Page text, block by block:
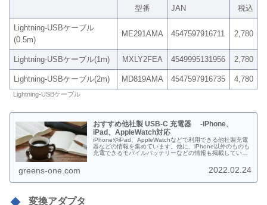
型番 JAN 税込
Lightning-USBケーブル
(0.5m)
ME291AMA 4547597916711 2,780
Lightning-USBケーブル(1m) MXLY2FEA 4549995131956 2,780
Lightning-USBケーブル(2m) MD819AMA 4547597916735 4,780
Lightning-USBケーブル
おすすめ他社製 USB-C 充電器 -iPhone、
iPad、AppleWatch対応
iPhoneやiPad、AppleWatchなどで利用できる他社製充電
器などの情報を集めています。他に、iPhone以外のものも
充電できるモバイルバッテリーなどの情報も掲載していま
greens-one.com 2022.02.24
変換アダプタ